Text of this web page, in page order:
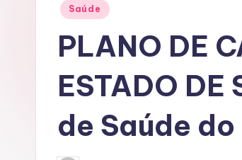
Posted
Saúde
PLANO DE
ESTADO
de Saúde